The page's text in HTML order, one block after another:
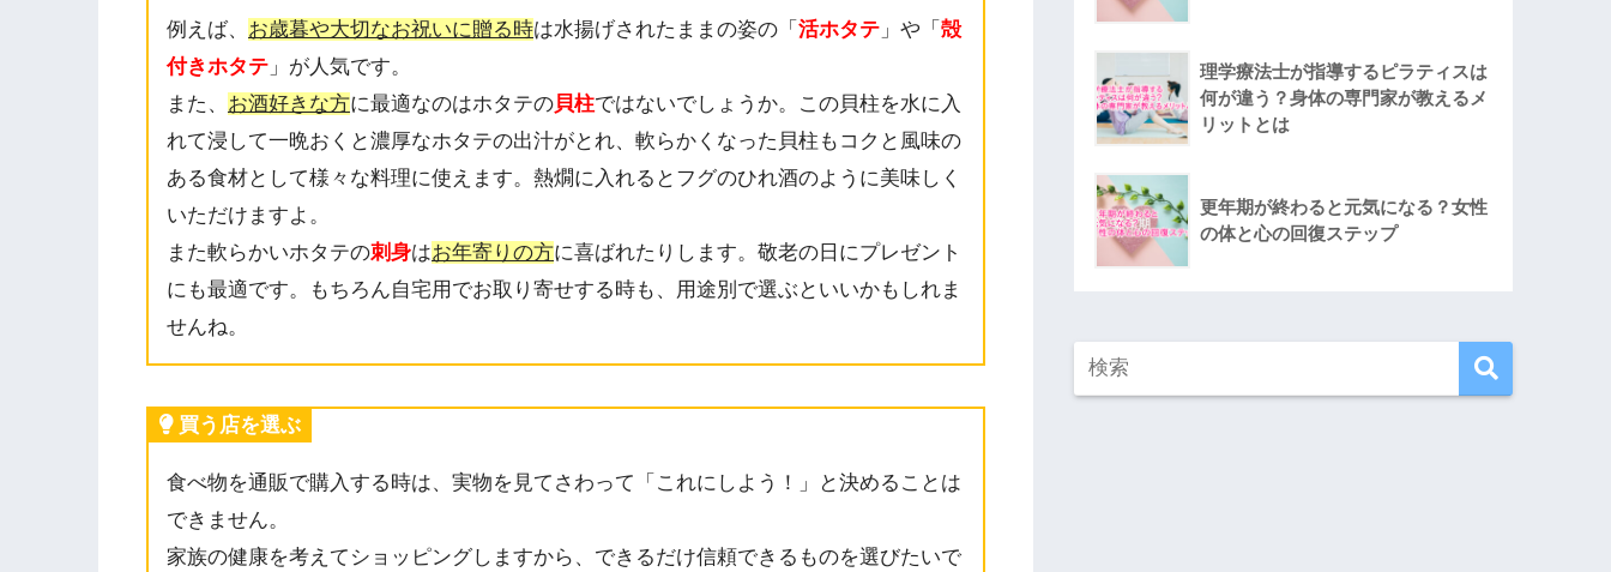
例えば、 お歳暮や大切なお祝いに贈る時は水揚げされたままの姿の「 活ホタテ 」や「 殻
付きホタテ 」が人気です。
また、 お酒好きな方に最適なのはホタテの貝柱ではないでしょうか。この貝柱を水に入
れて浸して一晩おくと濃厚なホタテの出汁がとれ、軟らかくなった貝柱もコクと風味の
ある食材として様々な料理に使えます。熱燗に入れるとフグのひれ酒のように美味しく
いただけますよ。
また軟らかいホタテの刺身はお年寄りの方に喜ばれたりします。敬老の日にプレゼント
にも最適です。もちろん自宅用でお取り寄せする時も、用途別で選ぶといいかもしれま
せんね。
買う店を選ぶ
食べ物を通販で購入する時は、実物を見てさわって「これにしよう！」と決めることは
できません。
家族の健康を考えてショッピングしますから、できるだけ信頼できるものを選びたいで
理学療法士が指導するピラティスは
何が違う？身体の専門家が教えるメ
リットとは
更年期が終わると元気になる？女性
の体と心の回復ステップ